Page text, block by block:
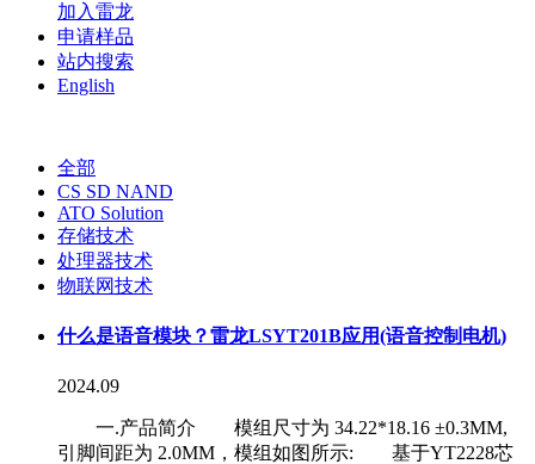
加入雷龙
申请样品
站内搜索
English
全部
CS SD NAND
ATO Solution
存储技术
处理器技术
物联网技术
什么是语音模块？雷龙LSYT201B应用(语音控制电机)
2024.09
一.产品简介 模组尺寸为 34.22*18.16 ±0.3MM,
引脚间距为 2.0MM，模组如图所示: 基于YT2228芯